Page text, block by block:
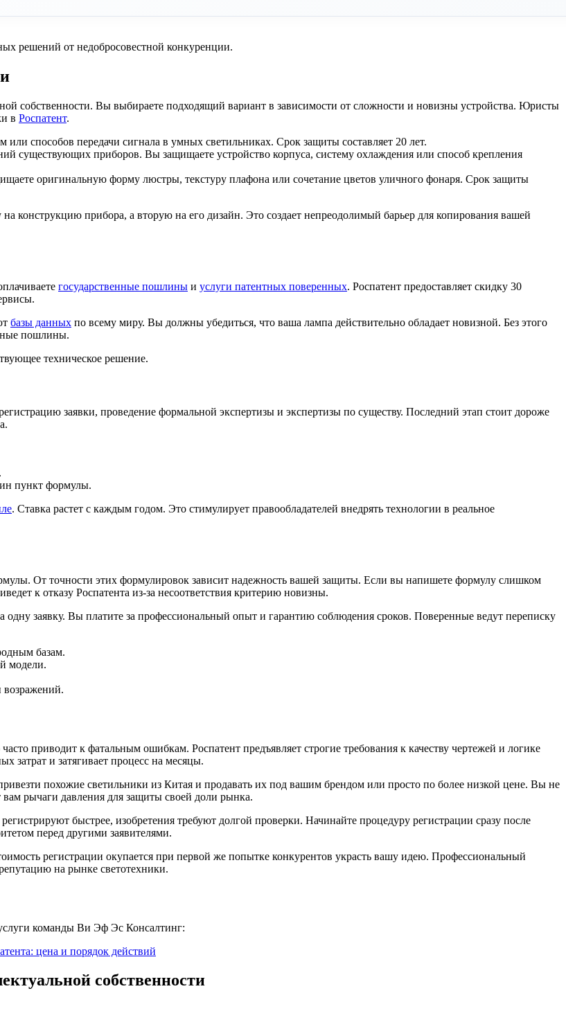
решений от недобросовестной конкуренции.
собственности. Вы выбираете подходящий вариант в зависимости от сложности и новизны устройства. Юристы
в Роспатент.
способов передачи сигнала в умных светильниках. Срок защиты составляет 20 лет.
существующих приборов. Вы защищаете устройство корпуса, систему охлаждения или способ крепления
оригинальную форму люстры, текстуру плафона или сочетание цветов уличного фонаря. Срок защиты
конструкцию прибора, а вторую на его дизайн. Это создает непреодолимый барьер для копирования вашей
государственные пошлины и услуги патентных поверенных. Роспатент предоставляет скидку 30
базы данных по всему миру. Вы должны убедиться, что ваша лампа действительно обладает новизной. Без этого
пошлины.
техническое решение.
заявки, проведение формальной экспертизы и экспертизы по существу. Последний этап стоит дороже
пункт формулы.
. Ставка растет с каждым годом. Это стимулирует правообладателей внедрять технологии в реальное
От точности этих формулировок зависит надежность вашей защиты. Если вы напишете формулу слишком
к отказу Роспатента из-за несоответствия критерию новизны.
одну заявку. Вы платите за профессиональный опыт и гарантию соблюдения сроков. Поверенные ведут переписку
базам.
модели.
возражений.
приводит к фатальным ошибкам. Роспатент предъявляет строгие требования к качеству чертежей и логике
затрат и затягивает процесс на месяцы.
похожие светильники из Китая и продавать их под вашим брендом или просто по более низкой цене. Вы не
рычаги давления для защиты своей доли рынка.
быстрее, изобретения требуют долгой проверки. Начинайте процедуру регистрации сразу после
перед другими заявителями.
регистрации окупается при первой же попытке конкурентов украсть вашу идею. Профессиональный
на рынке светотехники.
команды Ви Эф Эс Консалтинг:
цена и порядок действий
собственности